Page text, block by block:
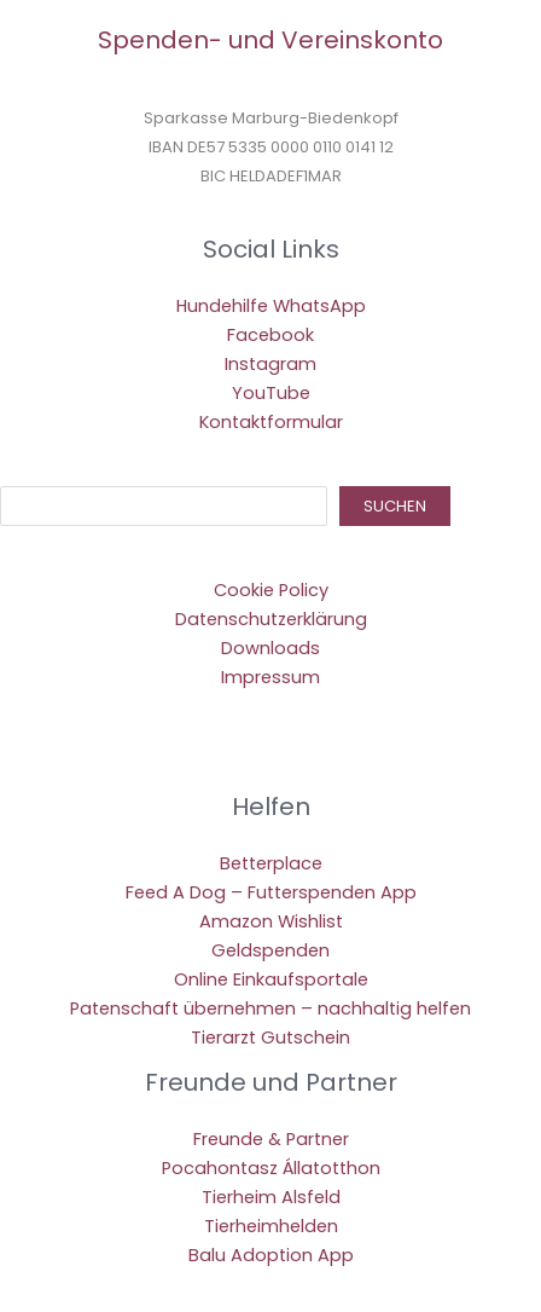
Spenden- und Vereinskonto
Sparkasse Marburg-Biedenkopf
IBAN DE57 5335 0000 0110 0141 12
BIC HELDADEF1MAR
Social Links
Hundehilfe WhatsApp
Facebook
Instagram
YouTube
Kontaktformular
SUCHEN
Cookie Policy
Datenschutzerklärung
Downloads
Impressum
Helfen
Betterplace
Feed A Dog – Futterspenden App
Amazon Wishlist
Geldspenden
Online Einkaufsportale
Patenschaft übernehmen – nachhaltig helfen
Tierarzt Gutschein
Freunde und Partner
Freunde & Partner
Pocahontasz Állatotthon
Tierheim Alsfeld
Tierheimhelden
Balu Adoption App